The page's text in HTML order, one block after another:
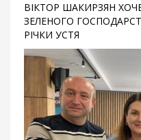
ВІКТОР ШАКИРЗЯН
ЗЕЛЕНОГО
РІЧКИ УСТЯ